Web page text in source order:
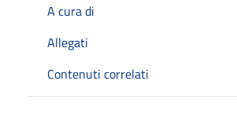
A cura di
Allegati
Contenuti correlati